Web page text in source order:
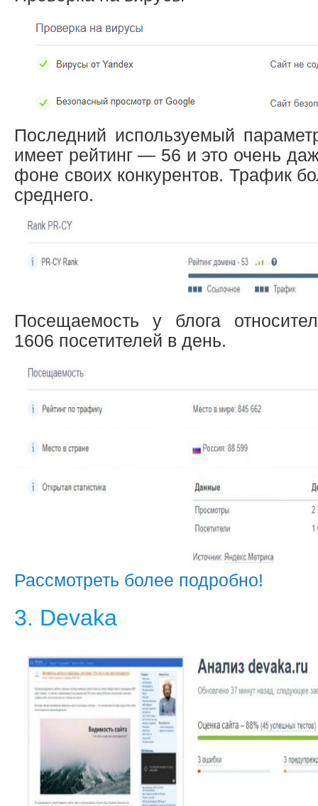
Последний используемый
имеет рейтинг — 56 и это очень
фоне своих конкурентов. Трафик
среднего.
Посещаемость у блога
1606 посетителей в день.
Рассмотреть более подробно!
3. Devaka